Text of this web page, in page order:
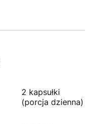
2 kapsułki
(porcja dzienna)